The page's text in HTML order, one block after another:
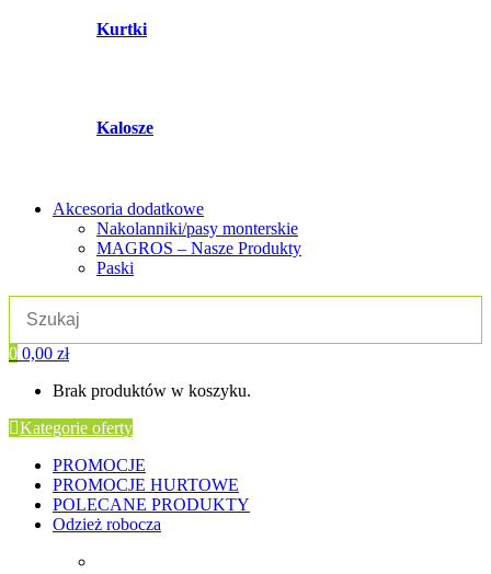
Kurtki
Kalosze
Akcesoria dodatkowe
Nakolanniki/pasy monterskie
MAGROS – Nasze Produkty
Paski
0 0,00 zł
Brak produktów w koszyku.
Kategorie oferty
PROMOCJE
PROMOCJE HURTOWE
POLECANE PRODUKTY
Odzież robocza